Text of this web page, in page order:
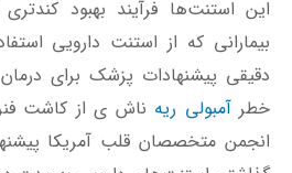
بپردازند.
Stent)